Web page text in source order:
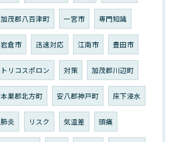
加茂郡八百津町 一宮市 専門知識
岩倉市 迅速対応 江南市 豊田市
トリコスポロン 対策 加茂郡川辺町
本巣郡北方町 安八郡神戸町 床下浸水
肺炎 リスク 気温差 頭痛